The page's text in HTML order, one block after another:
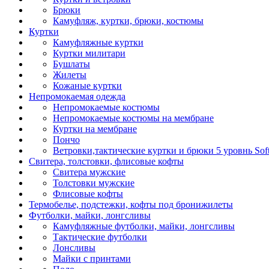
Брюки
Камуфляж, куртки, брюки, костюмы
Куртки
Камуфляжные куртки
Куртки милитари
Бушлаты
Жилеты
Кожаные куртки
Непромокаемая одежда
Непромокаемые костюмы
Непромокаемые костюмы на мембране
Куртки на мембране
Пончо
Ветровки,тактические куртки и брюки 5 уровнь
Свитера, толстовки, флисовые кофты
Свитера мужские
Толстовки мужские
Флисовые кофты
Термобелье, подстежки, кофты под бронижилеты
Футболки, майки, лонгсливы
Камуфляжные футболки, майки, лонгсливы
Тактические футболки
Лонсливы
Майки с принтами